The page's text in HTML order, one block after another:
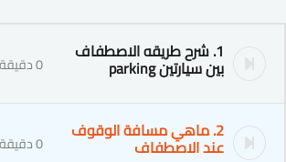
1. شرح طريقه الاصطفاف
بين سيارتين parking 0 دقيقة
2. ماهي مسافة الوقوف
عند الاصطفاف 0 دقيقة